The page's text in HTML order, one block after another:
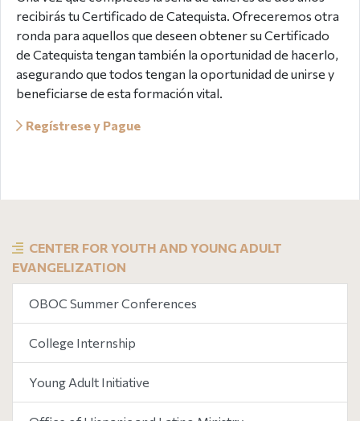
CENTER FOR YOUTH AND YOUNG ADULT
EVANGELIZATION
OBOC Summer Conferences
College Internship
Young Adult Initiative
recibirás tu Certificado de Catequista. Ofreceremos otra
ronda para aquellos que deseen obtener su Certificado
de Catequista tengan también la oportunidad de hacerlo,
asegurando que todos tengan la oportunidad de unirse y
beneficiarse de esta formación vital.
Regístrese y Pague